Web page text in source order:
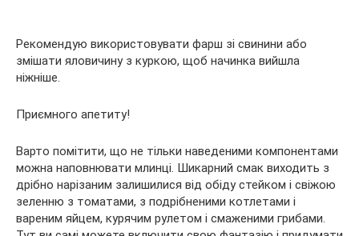
Рекомендую використовувати фарш зі свинини або
змішати яловичину з куркою, щоб начинка вийшла
ніжніше.
Приємного апетиту!
Варто помітити, що не тільки наведеними компонентами
можна наповнювати млинці. Шикарний смак виходить з
дрібно нарізаним залишилися від обіду стейком і свіжою
зеленню з томатами, з подрібненими котлетами і
вареним яйцем, курячим рулетом і смаженими грибами.